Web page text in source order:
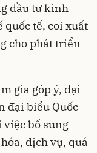
đầu tư kinh
quốc tế, coi xuất
cho phát triển
gia góp ý, đại
đại biểu Quốc
bổ sung
dịch vụ, quá